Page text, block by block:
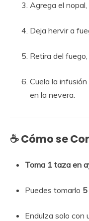
Agrega el
Deja hervir a
Retira del
Cuela la
en la nevera.
☕ Cómo se
Toma 1 taza en
Puedes tomarlo
Endulza solo con